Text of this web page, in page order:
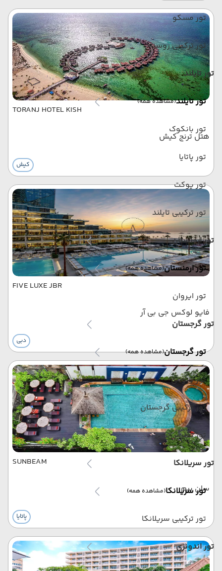
تور مسکو
تور ترکیبی روسیه
تور تایلند
تور تایلند(مشاهده همه)
تور بانکوک
تور پاتایا
تور پوکت
تور ترکیبی تایلند
تور ارمنستان
تور ارمنستان(مشاهده همه)
تور ایروان
تور گرجستان
تور گرجستان(مشاهده همه)
تور باتومی
تور ترکیبی گرجستان
تور تفلیس
تور سریلانکا
تور سریلانکا(مشاهده همه)
تور ترکیبی سریلانکا
تور اندونزی
TORANJ HOTEL KISH
هتل ترنج کیش
کیش
FIVE LUXE JBR
فایو لوکس جی بی آر
دبی
SUNBEAM
سان بیم
پاتایا